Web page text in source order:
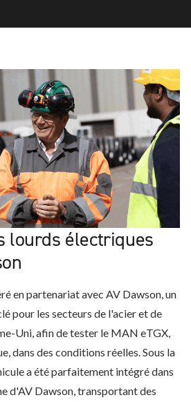
lourds électriques
en partenariat avec AV Dawson, un
pour les secteurs de l'acier et de
Uni, afin de tester le MAN eTGX,
dans des conditions réelles. Sous la
a été parfaitement intégré dans
d'AV Dawson, transportant des